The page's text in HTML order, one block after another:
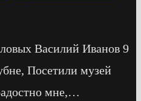
Василий Иванов 9
Посетили музей
мне,…